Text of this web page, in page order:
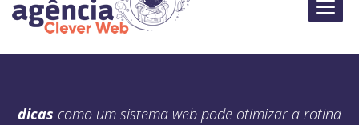
dicas como um sistema web pode otimizar a rotina